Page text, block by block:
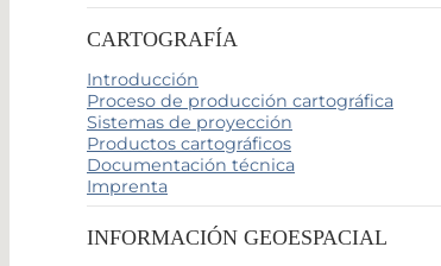
CARTOGRAFÍA
Introducción
Proceso de producción cartográfica
Sistemas de proyección
Productos cartográficos
Documentación técnica
Imprenta
INFORMACIÓN GEOESPACIAL